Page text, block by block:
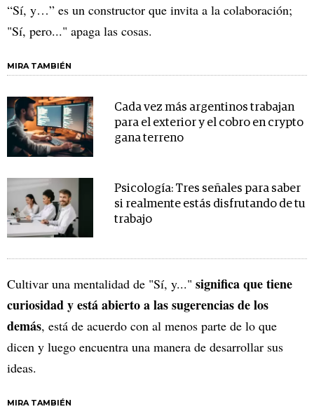
“Sí, y…” es un constructor que invita a la colaboración;
"Sí, pero..." apaga las cosas.
MIRA TAMBIÉN
Cada vez más argentinos trabajan
para el exterior y el cobro en crypto
gana terreno
Psicología: Tres señales para saber
si realmente estás disfrutando de tu
trabajo
Cultivar una mentalidad de "Sí, y..." significa que tiene
curiosidad y está abierto a las sugerencias de los
demás, está de acuerdo con al menos parte de lo que
dicen y luego encuentra una manera de desarrollar sus
ideas.
MIRA TAMBIÉN